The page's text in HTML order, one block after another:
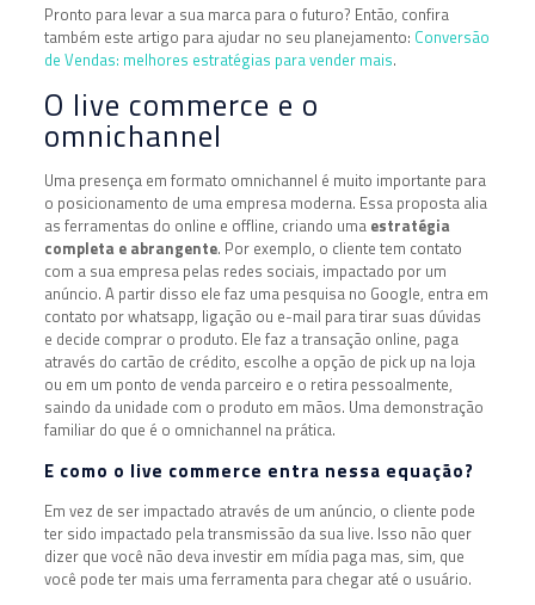
Pronto para levar a sua marca para o futuro? Então, confira
também este artigo para ajudar no seu planejamento: Conversão
de Vendas: melhores estratégias para vender mais.
O live commerce e o
omnichannel
Uma presença em formato omnichannel é muito importante para
o posicionamento de uma empresa moderna. Essa proposta alia
as ferramentas do online e offline, criando umaestratégia
completa e abrangente. Por exemplo, o cliente tem contato
com a sua empresa pelas redes sociais, impactado por um
anúncio. A partir disso ele faz uma pesquisa no Google, entra em
contato por whatsapp, ligação ou e-mail para tirar suas dúvidas
e decide comprar o produto. Ele faz a transação online, paga
através do cartão de crédito, escolhe a opção de pick up na loja
ou em um ponto de venda parceiro e o retira pessoalmente,
saindo da unidade com o produto em mãos. Uma demonstração
familiar do que é o omnichannel na prática.
E como o live commerce entra nessa equação?
Em vez de ser impactado através de um anúncio, o cliente pode
ter sido impactado pela transmissão da sua live. Isso não quer
dizer que você não deva investir em mídia paga mas, sim, que
você pode ter mais uma ferramenta para chegar até o usuário.